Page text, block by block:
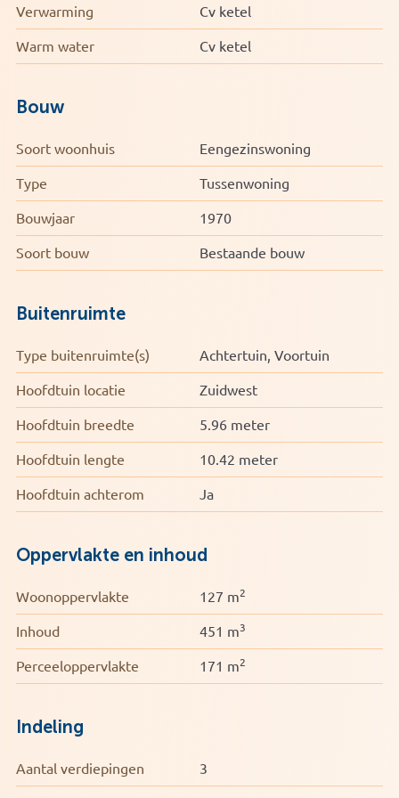
Verwarming Cv ketel
Warm water Cv ketel
Bouw
Soort woonhuis Eengezinswoning
Type Tussenwoning
Bouwjaar 1970
Soort bouw Bestaande bouw
Buitenruimte
Type buitenruimte(s) Achtertuin, Voortuin
Hoofdtuin locatie Zuidwest
Hoofdtuin breedte 5.96 meter
Hoofdtuin lengte 10.42 meter
Hoofdtuin achterom Ja
Oppervlakte en inhoud
Woonoppervlakte 127 m2
Inhoud 451 m3
Perceeloppervlakte 171 m2
Indeling
Aantal verdiepingen 3